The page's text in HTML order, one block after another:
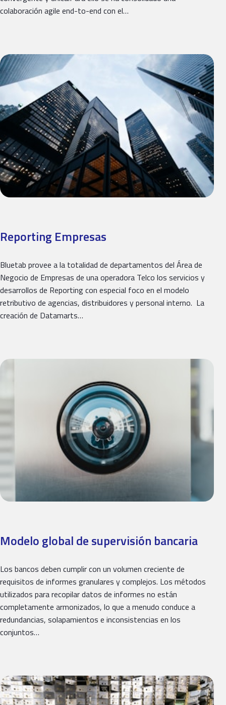
colaboración agile end-to-end con el…
Reporting Empresas
Bluetab provee a la totalidad de departamentos del Área de
Negocio de Empresas de una operadora Telco los servicios y
desarrollos de Reporting con especial foco en el modelo
retributivo de agencias, distribuidores y personal interno. La
creación de Datamarts…
Modelo global de supervisión bancaria
Los bancos deben cumplir con un volumen creciente de
requisitos de informes granulares y complejos. Los métodos
utilizados para recopilar datos de informes no están
completamente armonizados, lo que a menudo conduce a
redundancias, solapamientos e inconsistencias en los
conjuntos…